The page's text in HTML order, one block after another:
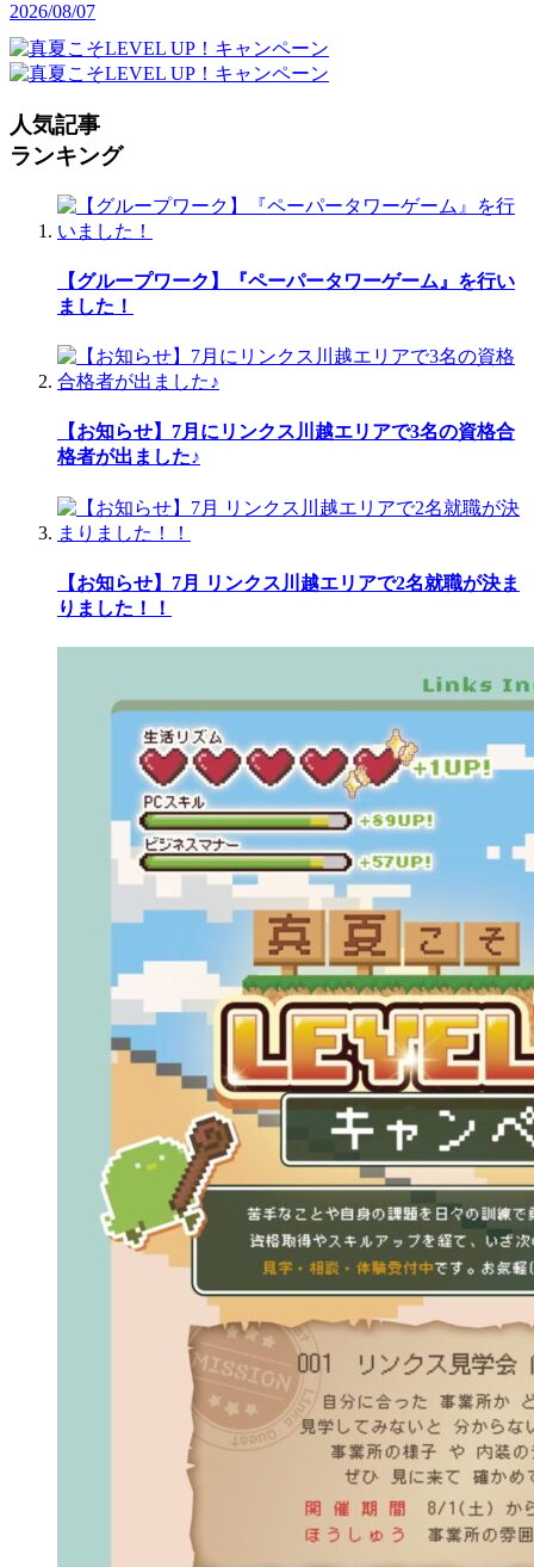
2026/08/07
人気記事
ランキング
【グループワーク】『ペーパータワーゲーム』を行い
ました！
【お知らせ】7月にリンクス川越エリアで3名の資格合
格者が出ました♪
【お知らせ】7月 リンクス川越エリアで2名就職が決ま
りました！！